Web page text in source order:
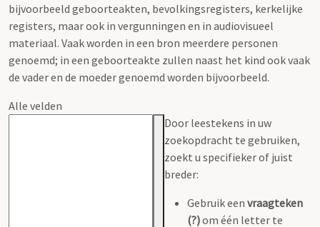
bijvoorbeeld geboorteakten, bevolkingsregisters, kerkelijke
registers, maar ook in vergunningen en in audiovisueel
materiaal. Vaak worden in een bron meerdere personen
genoemd; in een geboorteakte zullen naast het kind ook vaak
de vader en de moeder genoemd worden bijvoorbeeld.
Alle velden
Door leestekens in uw
zoekopdracht te gebruiken,
zoekt u specifieker of juist
breder:
Gebruik een vraagteken
(?)om één letter te